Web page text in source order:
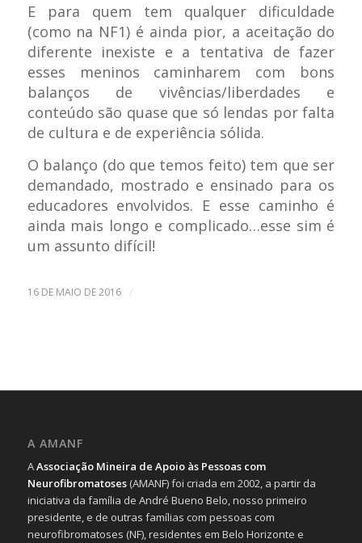
E para quem tem qualquer dificuldade
(como na NF1) é ainda pior, a aceitação do
diferente inexiste e a tentativa de fazer
esses meninos caminharem com bons
balanços de vivências/liberdades e
conteúdo são quase que só lendas por falta
de cultura e de experiência sólida.
O balanço (do que temos feito) tem que ser
demandado, mostrado e ensinado para os
educadores envolvidos. E esse caminho é
ainda mais longo e complicado…esse sim é
um assunto difícil!
16 DE MAIO DE 2016 /
A AMANF
AAssociação Mineira de Apoio às Pessoas com
Neurofibromatoses(AMANF) foi criada em 2002, a partir da
iniciativa da família de André Bueno Belo, nosso primeiro
presidente, e de outras famílias com pessoas com
neurofibromatoses (NF), residentes em Belo Horizonte e